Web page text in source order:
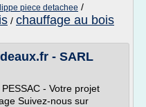
piece detachee /
/ chauffage au bois
- SARL
- Votre projet
Suivez-nous sur